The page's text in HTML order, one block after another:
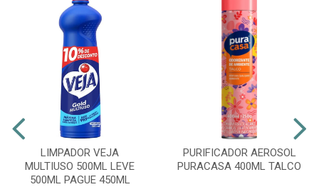
LIMPADOR VEJA
MULTIUSO 500ML LEVE
500ML PAGUE 450ML
PURIFICADOR AEROSOL
PURACASA 400ML TALCO